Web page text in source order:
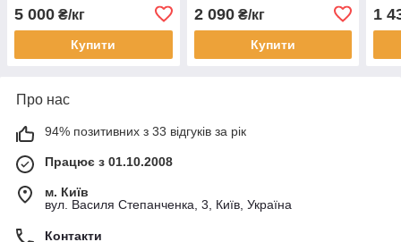
5 000 ₴/кг
Купити
2 090₴/кг
Купити
1
Про нас
94% позитивних з 33 відгуків за рік
Працює з 01.10.2008
м. Київ
вул. Василя Степанченка, 3, Київ, Україна
Контакти